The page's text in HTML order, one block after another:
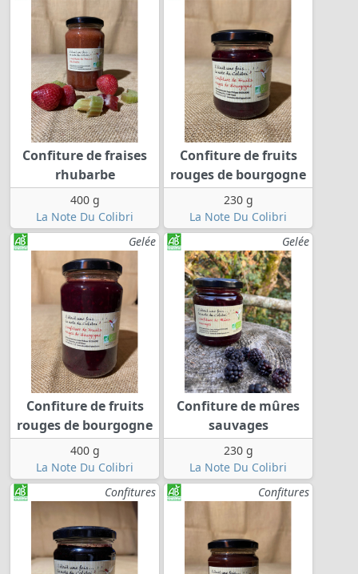
Confiture de fraises
rhubarbe
400 g
La Note Du Colibri
Confiture de fruits
rouges de bourgogne
230 g
La Note Du Colibri
Gelée
Confiture de fruits
rouges de bourgogne
400 g
La Note Du Colibri
Gelée
Confiture de mûres
sauvages
230 g
La Note Du Colibri
Confitures
Confitures